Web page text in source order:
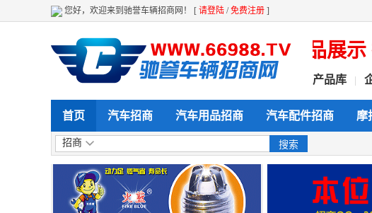
您好，欢迎来到驰誉车辆招商网！ [ 请登陆 /免费注册 ]
采购 全天候 全方位给力企业产品展示
产品库
首页 汽车招商 汽车用品招商 汽车配件招商 摩
招商